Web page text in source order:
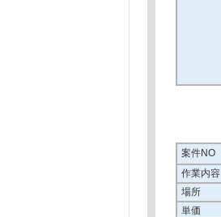
案件NO
作業内容
場所
単価